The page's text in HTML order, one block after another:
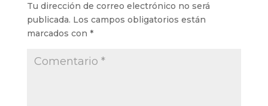
Tu dirección de correo electrónico no será
publicada. Los campos obligatorios están
marcados con *